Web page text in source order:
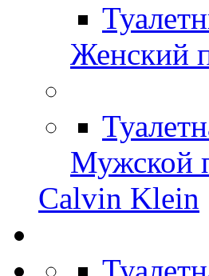
Женский
Мужской
Calvin Klein